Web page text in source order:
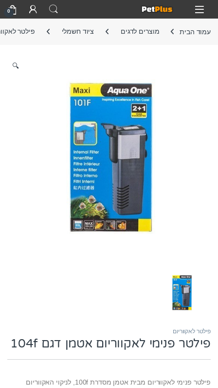
Skip to navigation
Skip to content
Open
0
עמוד הבית מוצרים לדגים ציוד חשמלי פילטר
🔍
פילטר לאקווריום
פילטר פנימי לאקווריום אטמן דגם 104f
פילטר פנימי לאקווריום מבית אטמן מסדרת 100f, לניקוי האקווריום